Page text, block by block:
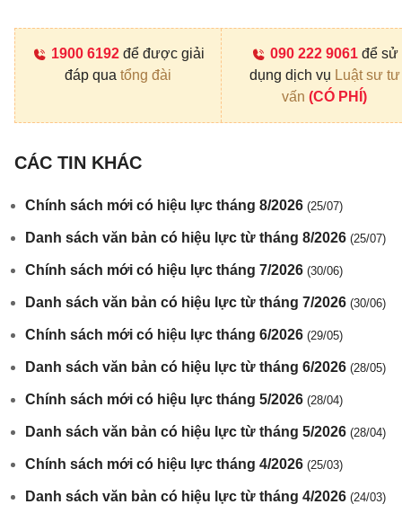
1900 6192để được giải
đáp qua tổng đài
090 222 9061để sử
dụng dịch vụ Luật sư tư
vấn (CÓ PHÍ)
CÁC TIN KHÁC
Chính sách mới có hiệu lực tháng 8/2026 (25/07)
Danh sách văn bản có hiệu lực từ tháng 8/2026 (25/07)
Chính sách mới có hiệu lực tháng 7/2026 (30/06)
Danh sách văn bản có hiệu lực từ tháng 7/2026 (30/06)
Chính sách mới có hiệu lực tháng 6/2026 (29/05)
Danh sách văn bản có hiệu lực từ tháng 6/2026 (28/05)
Chính sách mới có hiệu lực tháng 5/2026 (28/04)
Danh sách văn bản có hiệu lực từ tháng 5/2026 (28/04)
Chính sách mới có hiệu lực tháng 4/2026 (25/03)
Danh sách văn bản có hiệu lực từ tháng 4/2026 (24/03)